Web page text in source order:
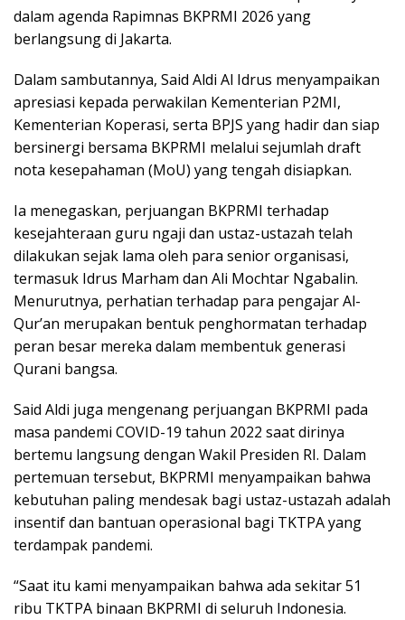
dalam agenda Rapimnas BKPRMI 2026 yang
berlangsung di Jakarta.
Dalam sambutannya, Said Aldi Al Idrus menyampaikan
apresiasi kepada perwakilan Kementerian P2MI,
Kementerian Koperasi, serta BPJS yang hadir dan siap
bersinergi bersama BKPRMI melalui sejumlah draft
nota kesepahaman (MoU) yang tengah disiapkan.
Ia menegaskan, perjuangan BKPRMI terhadap
kesejahteraan guru ngaji dan ustaz-ustazah telah
dilakukan sejak lama oleh para senior organisasi,
termasuk Idrus Marham dan Ali Mochtar Ngabalin.
Menurutnya, perhatian terhadap para pengajar Al-
Qur’an merupakan bentuk penghormatan terhadap
peran besar mereka dalam membentuk generasi
Qurani bangsa.
Said Aldi juga mengenang perjuangan BKPRMI pada
masa pandemi COVID-19 tahun 2022 saat dirinya
bertemu langsung dengan Wakil Presiden RI. Dalam
pertemuan tersebut, BKPRMI menyampaikan bahwa
kebutuhan paling mendesak bagi ustaz-ustazah adalah
insentif dan bantuan operasional bagi TKTPA yang
terdampak pandemi.
“Saat itu kami menyampaikan bahwa ada sekitar 51
ribu TKTPA binaan BKPRMI di seluruh Indonesia.